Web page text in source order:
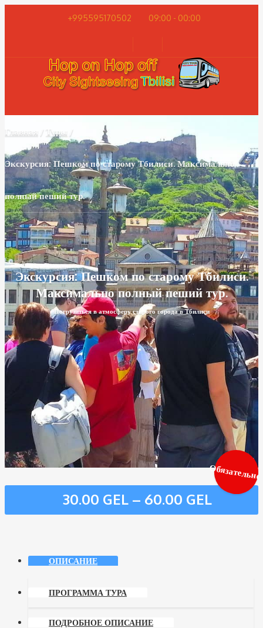
+995595170502 09:00 - 00:00
Главная Туры
Экскурсия: Пешком по старому Тбилиси. Максимально
полный пеший тур.
Экскурсия: Пешком по старому Тбилиси.
Максимально полный пеший тур.
Погрузиться в атмосферу старого города в Тбилиси
30.00 GEL – 60.00 GEL
ОПИСАНИЕ
ПРОГРАММА ТУРА
ПОДРОБНОЕ ОПИСАНИЕ